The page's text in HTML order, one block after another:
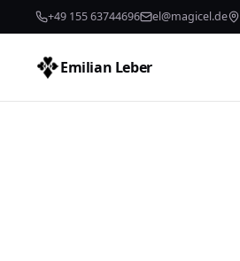
+49 155 63744696 el@magicel.de
Emilian Leber